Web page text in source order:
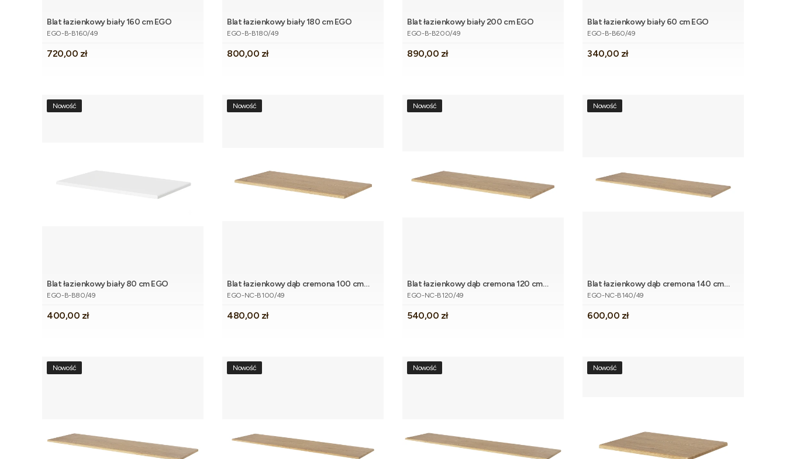
Dodaj do koszyka
Blat łazienkowy biały 160 cm EGO
Kod produktu
EGO-B-B160/49
Cena
720,00 zł
Dodaj do koszyka
Blat łazienkowy biały 180 cm EGO
Kod produktu
EGO-B-B180/49
Cena
800,00 zł
Dodaj do koszyka
Blat łazienkowy biały 200 cm EGO
Kod produktu
EGO-B-B200/49
Cena
890,00 zł
Dodaj do koszyka
Blat łazienkowy biały 60 cm EGO
Kod produktu
EGO-B-B60/49
Cena
340,00 zł
Nowość
Dodaj do koszyka
Blat łazienkowy biały 80 cm EGO
Kod produktu
EGO-B-B80/49
Cena
400,00 zł
Nowość
Blat łazienkowy dąb cremona 100 cm
EGO
Kod produktu
EGO-NC-B100/49
Cena
480,00 zł
Nowość
Dodaj do koszyka
Blat łazienkowy dąb cremona 120 cm
EGO
Kod produktu
EGO-NC-B120/49
Cena
540,00 zł
Nowość
Dodaj do koszyka
Blat łazienkowy dąb cremona 140 cm
EGO
Kod produktu
EGO-NC-B140/49
Cena
600,00 zł
Nowość Nowość Nowość Nowość